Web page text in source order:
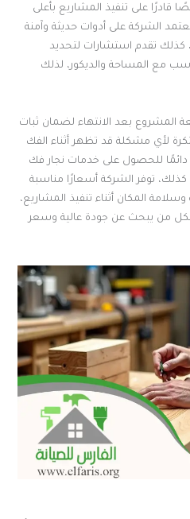
قادرًا على تنفيذ المشاريع بأعلى
الشركة على أدوات حديثة وآمنة
كذلك تقدم استشارات لتحديد
مع المساحة والديكور، لذلك
المشروع بعد الانتهاء لضمان ثبات
لأي مشكلة قد تظهر أثناء الفك
دائمًا للحصول على خدمات نجار فك
توفر الشركة أسعارًا مناسبة
المكان أثناء تنفيذ المشاريع،
لكل من يبحث عن جودة عالية وسعر